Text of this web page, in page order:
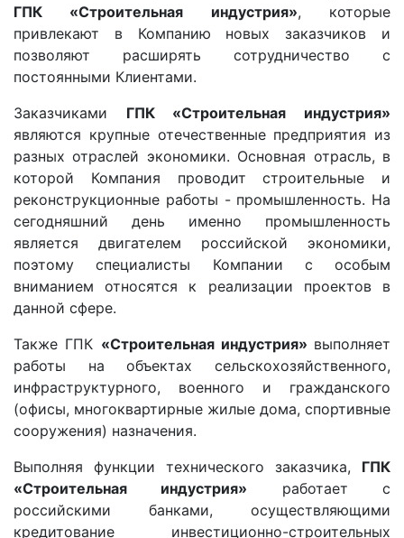
ГПК «Строительная индустрия», которые
привлекают в Компанию новых заказчиков и
позволяют расширять сотрудничество с
постоянными Клиентами.
Заказчиками ГПК «Строительная индустрия»
являются крупные отечественные предприятия из
разных отраслей экономики. Основная отрасль, в
которой Компания проводит строительные и
реконструкционные работы - промышленность. На
сегодняшний день именно промышленность
является двигателем российской экономики,
поэтому специалисты Компании с особым
вниманием относятся к реализации проектов в
данной сфере.
Также ГПК «Строительная индустрия» выполняет
работы на объектах сельскохозяйственного,
инфраструктурного, военного и гражданского
(офисы, многоквартирные жилые дома, спортивные
сооружения) назначения.
Выполняя функции технического заказчика, ГПК
«Строительная индустрия» работает с
российскими банками, осуществляющими
кредитование инвестиционно-строительных